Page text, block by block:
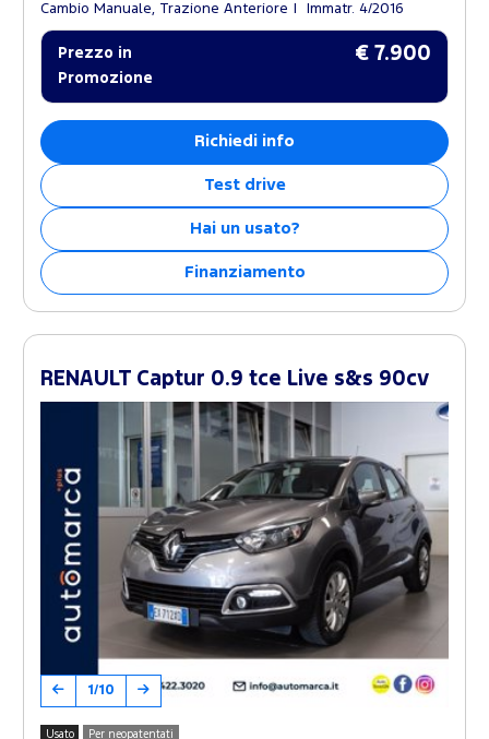
Cambio Manuale, Trazione Anteriore
Immatr. 4/2016
Prezzo in
Promozione
€ 7.900
Richiedi info
Test drive
Hai un usato?
Finanziamento
RENAULT Captur 0.9 tce Live s&s 90cv
1/10
Usato Per neopatentati